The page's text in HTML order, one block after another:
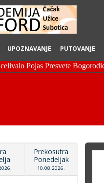
UPOZNAVANJE PUTOVANJE
Prekosutra
Ponedeljak
10.08.2026.